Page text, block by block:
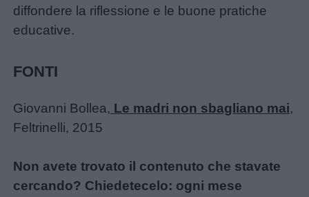
diffondere la riflessione e le buone pratiche
educative.
FONTI
Giovanni Bollea, Le madri non sbagliano mai,
Feltrinelli, 2015
Non avete trovato il contenuto che stavate
cercando? Chiedetecelo: ogni mese